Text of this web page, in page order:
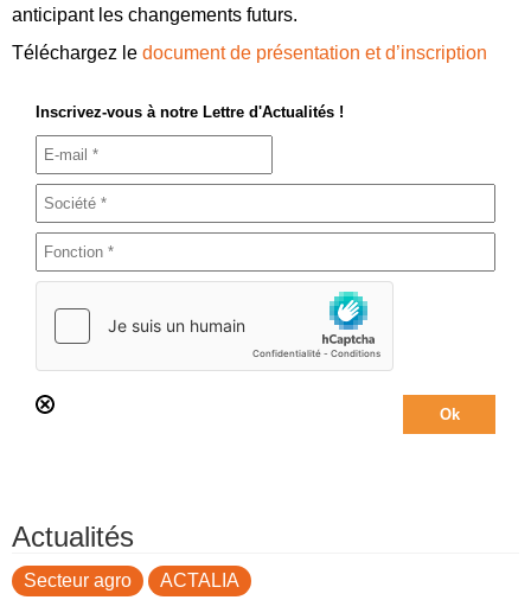
anticipant les changements futurs.
Téléchargez le document de présentation et d’inscription
Inscrivez-vous à notre Lettre d'Actualités !
Actualités
Secteur agro ACTALIA